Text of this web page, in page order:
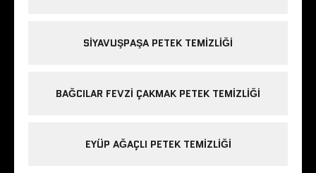
SIYAVUŞPAŞA PETEK TEMIZLIĞI
BAĞCILAR FEVZI ÇAKMAK PETEK TEMIZLIĞI
EYÜP AĞAÇLI PETEK TEMIZLIĞI